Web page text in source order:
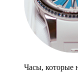
Часы, которые